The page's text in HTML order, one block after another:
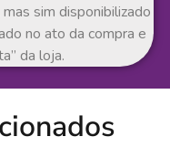
sim disponibilizado
no ato da compra e
da loja.